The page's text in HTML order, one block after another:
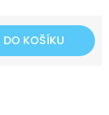
DO KOŠÍKU